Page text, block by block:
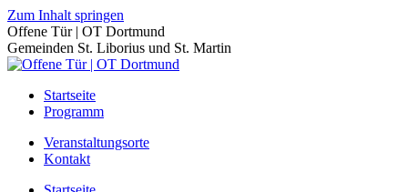
Zum Inhalt springen
Offene Tür | OT Dortmund
Gemeinden St. Liborius und St. Martin
Startseite
Programm
Veranstaltungsorte
Kontakt